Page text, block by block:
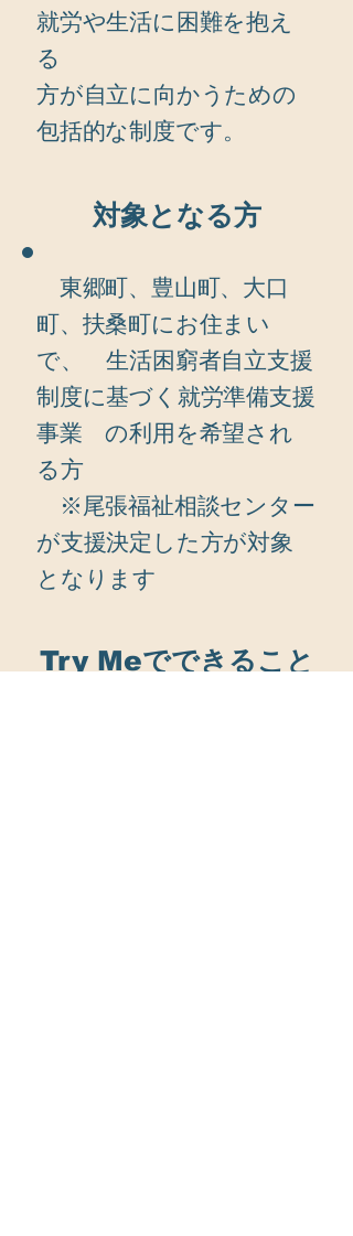
就労や生活に困難を抱え
る
​方が自立に向かうための
包括的な制度です。
​対象となる方
東郷町、豊山町、大口
町、扶桑町にお住まい
で、 生活困窮者自立支援
制度に基づく就労準備支援
事業 の利用を希望され
る方
※尾張福祉相談センター
が支援決定した方が対象
となります
Try Meでできること